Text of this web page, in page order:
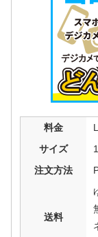
料金
サイズ
注文方法
送料